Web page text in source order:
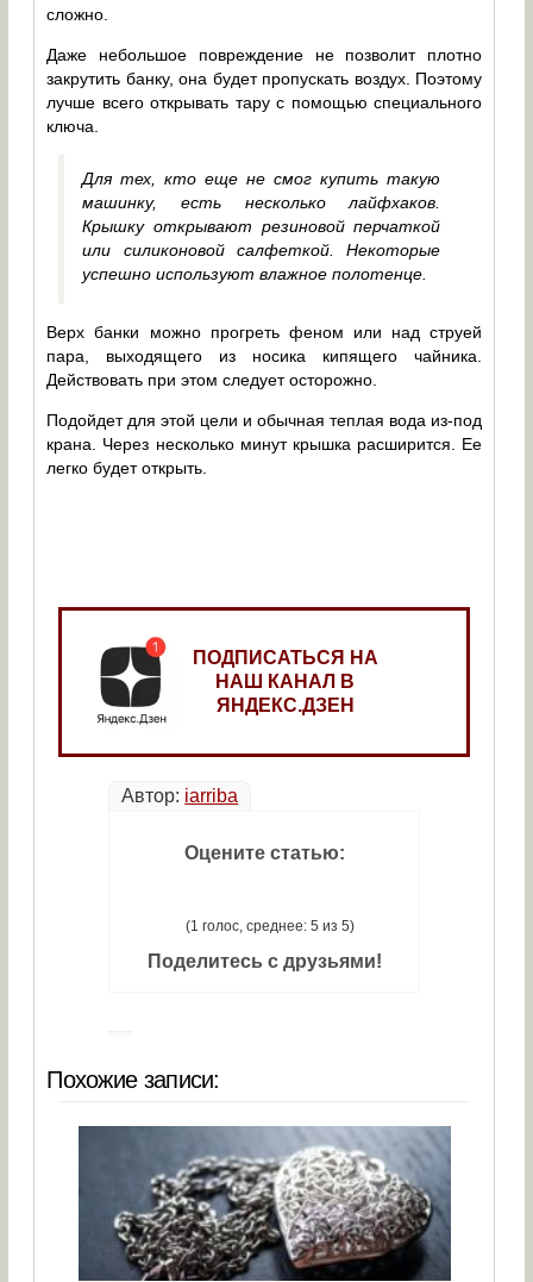
сложно.
Даже небольшое повреждение не позволит плотно
закрутить банку, она будет пропускать воздух. Поэтому
лучше всего открывать тару с помощью специального
ключа.
Для тех, кто еще не смог купить такую
машинку, есть несколько лайфхаков.
Крышку открывают резиновой перчаткой
или силиконовой салфеткой. Некоторые
успешно используют влажное полотенце.
Верх банки можно прогреть феном или над струей
пара, выходящего из носика кипящего чайника.
Действовать при этом следует осторожно.
Подойдет для этой цели и обычная теплая вода из-под
крана. Через несколько минут крышка расширится. Ее
легко будет открыть.
ПОДПИСАТЬСЯ НА
НАШ КАНАЛ В
ЯНДЕКС.ДЗЕН
Автор: iarriba
Оцените статью:
(1 голос, среднее: 5 из 5)
Поделитесь с друзьями!
Похожие записи: